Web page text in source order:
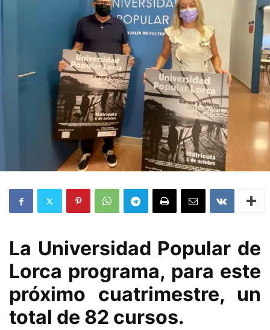
La Universidad Popular de
Lorca programa, para este
próximo cuatrimestre, un
total de 82 cursos.